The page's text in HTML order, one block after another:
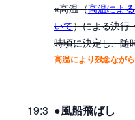
※高温（高温によ
いて）による決行
時頃に決定し、随
高温により残念ながら
19:3 ●風船飛ばし